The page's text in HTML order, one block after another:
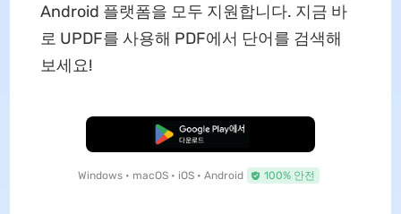
Android 플랫폼을 모두 지원합니다. 지금 바
로 UPDF를 사용해 PDF에서 단어를 검색해
보세요!
무료로 다운로드
Windows • macOS • iOS • Android 100% 안전